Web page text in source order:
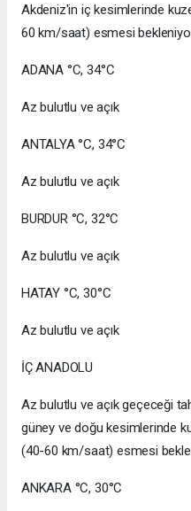
Akdeniz'in iç kesimlerinde
60 km/saat) esmesi
ADANA °C, 34°C
Az bulutlu ve açık
ANTALYA °C, 34°C
Az bulutlu ve açık
BURDUR °C, 32°C
Az bulutlu ve açık
HATAY °C, 30°C
Az bulutlu ve açık
İÇ ANADOLU
Az bulutlu ve açık geçeceği
güney ve doğu kesimlerinde
(40-60 km/saat) esmesi
ANKARA °C, 30°C